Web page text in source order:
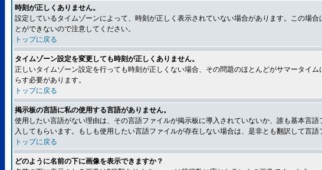
時刻が正しくありません。
設定しているタイムゾーンによって、時刻が正しく表示されていない場合があります。この場
とができないので注意してください。
トップに戻る
タイムゾーン設定を変更しても時刻が正しくありません。
正しいタイムゾーン設定を行っても時刻が正しくない場合、その問題のほとんどがサマータイ
らす必要があります。
トップに戻る
掲示板の言語に私の使用する言語がありません。
使用したい言語がない理由は、その言語ファイルが掲示板に導入されていないか、誰も基本言
入してもらいます。もしも使用したい言語ファイルが存在しない場合は、是非とも翻訳して言
トップに戻る
どのように名前の下に画像を表示できますか？